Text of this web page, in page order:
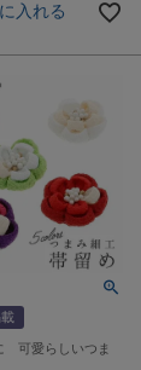
入れる
可愛らしいつま